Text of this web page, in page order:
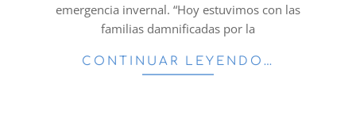
emergencia invernal. “Hoy estuvimos con las
familias damnificadas por la
CONTINUAR LEYENDO…